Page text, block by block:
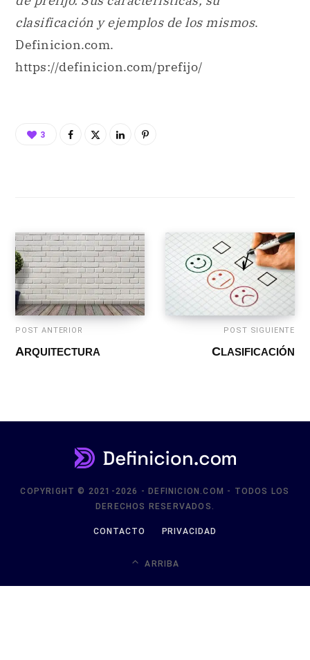
clasificación y ejemplos de los mismos.
Definicion.com.
https://definicion.com/prefijo/
3
POST ANTERIOR
ARQUITECTURA
POST SIGUIENTE
CLASIFICACIÓN
COPYRIGHT © 2021-2026 - DEFINICION.COM - TODOS LOS
DERECHOS RESERVADOS.
CONTACTO PRIVACIDAD
ARRIBA